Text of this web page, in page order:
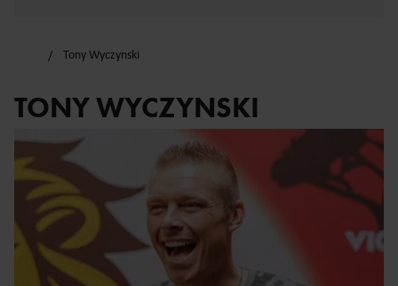
Tony Wyczynski
TONY WYCZYNSKI